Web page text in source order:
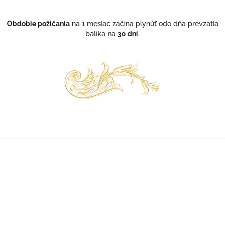
Obdobie požičaniana 1 mesiac začína plynúť odo dňa prevzatia
balíka na 30 dní.